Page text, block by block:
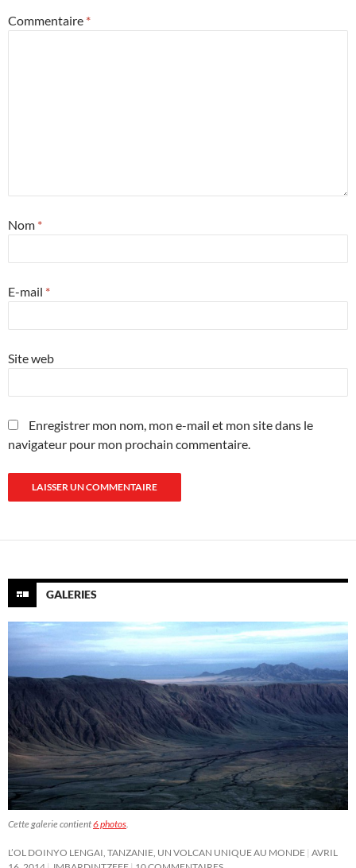
Commentaire *
Nom *
E-mail *
Site web
Enregistrer mon nom, mon e-mail et mon site dans le
navigateur pour mon prochain commentaire.
GALERIES
Cette galerie contient6 photos
L’OL DOINYO LENGAI, TANZANIE, UN VOLCAN UNIQUE AU MONDE AVRIL